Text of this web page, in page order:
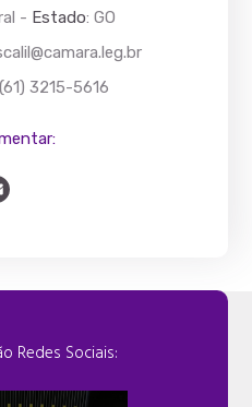
- Estado: GO
3215-5616
Redes Sociais: